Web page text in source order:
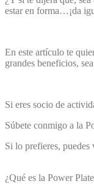
estar en forma…¡da
En este artículo te
grandes beneficios,
Si eres socio de
Súbete conmigo a la
Si lo prefieres, puedes
¿Qué es la Power